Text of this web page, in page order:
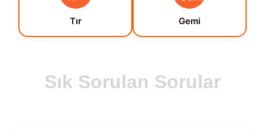
Tır Gemi
Sık Sorulan Sorular